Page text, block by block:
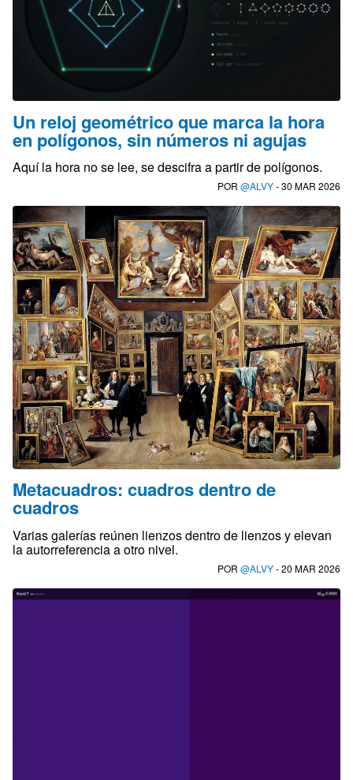
Un reloj geométrico que marca la hora
en polígonos, sin números ni agujas
Aquí la hora no se lee, se descifra a partir de polígonos.
POR @ALVY- 30 MAR 2026
Metacuadros: cuadros dentro de
cuadros
Varias galerías reúnen lienzos dentro de lienzos y elevan
la autorreferencia a otro nivel.
POR @ALVY- 20 MAR 2026